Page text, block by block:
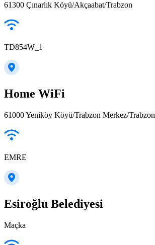
61300 Çınarlık Köyü/Akçaabat/Trabzon
TD854W_1
Home WiFi
61000 Yeniköy Köyü/Trabzon Merkez/Trabzon
EMRE
Esiroğlu Belediyesi
Maçka